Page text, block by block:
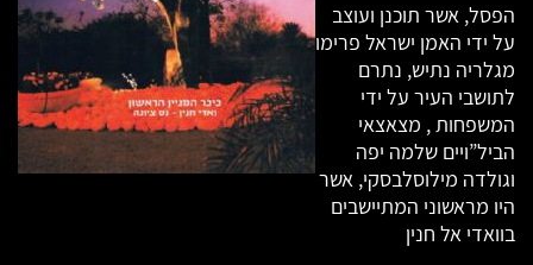
הפסל, אשר תוכנן ועוצב
על ידי האמן ישראל פרימו
מגלריה נתיש, נתרם
לתושבי העיר על ידי
המשפחות , מצאצאי
הביל”ויים שלמה יפה
וגולדה מילוסלבסקי, אשר
היו מראשוני המתיישבים
בוואדי אל חנין